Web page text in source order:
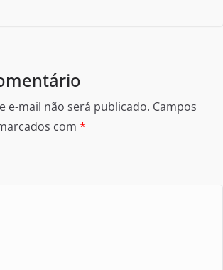
e-mail não será publicado. Campos
com *